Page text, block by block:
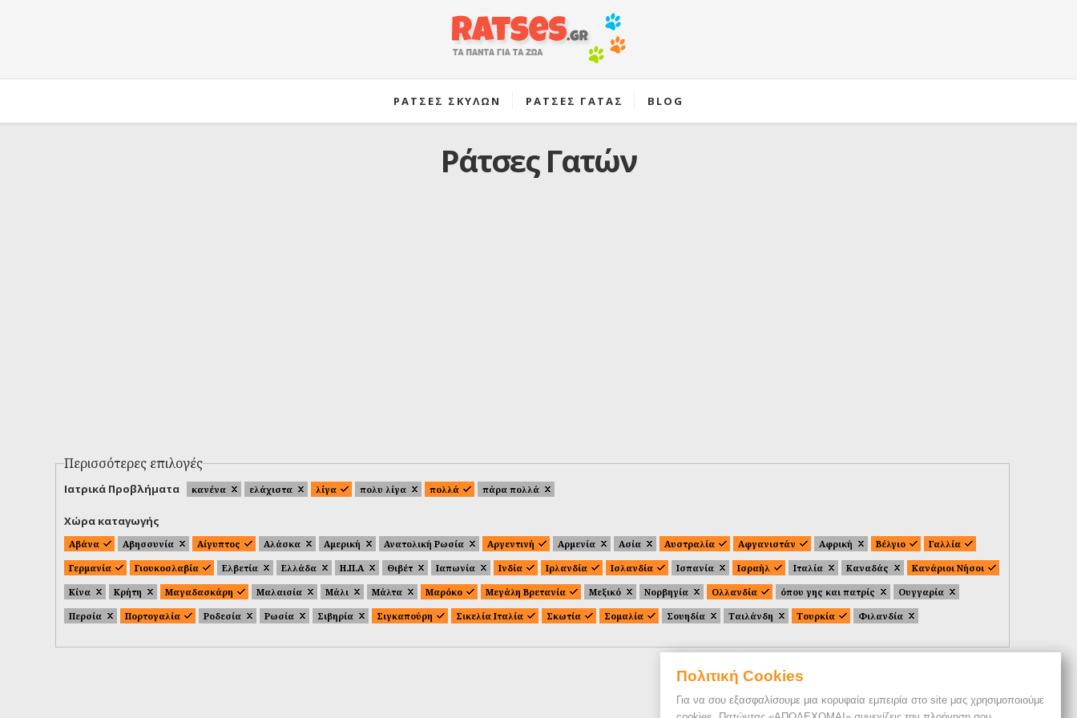
Πολιτική Cookies
Για να σου εξασφαλίσουμε μια κορυφαία εμπειρία στο site μας χρησιμοποιούμε
ΡΑΤΣΕΣ ΣΚΥΛΩΝ ΡΑΤΣΕΣ ΓΑΤΑΣ BLOG
Ράτσες Γατών
Περισσότερες επιλογές
Ιατρικά Προβλήματα κανένα ελάχιστα λίγα πολυ λίγα πολλά πάρα πολλά
Χώρα καταγωγής
Αβάνα Αβησσυνία Αίγυπτος Αλάσκα Αμερική Ανατολική Ρωσία Αργεντινή Αρμενία Ασία Αυστραλία Αφγανιστάν Αφρική Βέλγιο
Γαλλία
Γερμανία
Γιουκοσλαβία Ελβετία Ελλάδα Η.Π.Α Θιβέτ Ιαπωνία Ινδία Ιρλανδία Ισλανδία Ισπανία Ισραήλ Ιταλία Καναδάς
Κανάριοι Νήσοι
Κίνα
Κρήτη Μαγαδασκάρη Μαλαισία Μάλι Μάλτα Μαρόκο Μεγάλη Βρετανία Μεξικό Νορβηγία Ολλανδία όπου γης και πατρίς
Ουγγαρία
Περσία
Πορτογαλία Ροδεσία Ρωσία Σιβηρία Σιγκαπούρη Σικελία Ιταλία Σκωτία Σομαλία Σουηδία Ταιλάνδη Τουρκία Φιλανδία